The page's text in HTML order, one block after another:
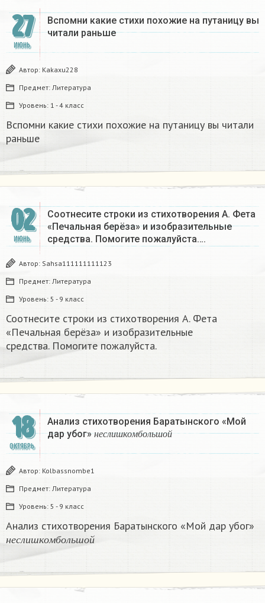
27
ИЮНЬ
Вспомни какие стихи похожие на путаницу вы
читали раньше
Автор: Kakaxu228
Предмет: Литература
Уровень: 1 - 4 класс
Вспомни какие стихи похожие на путаницу вы читали
раньше
02
ИЮНЬ
Соотнесите строки из стихотворения А. Фета
«Печальная берёза» и изобразительные
средства. Помогите пожалуйста….
Автор: Sahsa111111111123
Предмет: Литература
Уровень: 5 - 9 класс
Соотнесите строки из стихотворения А. Фета
«Печальная берёза» и изобразительные
средства. Помогите пожалуйста. ​
18
ОКТЯБРЬ
Анализ стихотворения Баратынского «Мой
дар убог» н е сл и ш ком б ол ьш о й
ш ом льш
Автор: Kolbassnombe1
Предмет: Литература
Уровень: 5 - 9 класс
Анализ стихотворения Баратынского «Мой дар убог»
н е сл и ш к ом б ол ь ш о й
неслиш комбо льшой